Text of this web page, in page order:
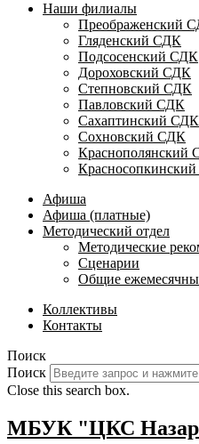
Наши филиалы
Преображенский
Гляденский СДК
Подсосенский СДК
Дороховский СДК
Степновский СДК
Павловский СДК
Сахаптинский СДК
Сохновский СДК
Краснополянский
Афиша
Афиша (платные)
Методический отдел
Методические
Сценарии
Общие
Коллективы
Контакты
Поиск
Поиск
Close this search box.
МБУК "ЦКС